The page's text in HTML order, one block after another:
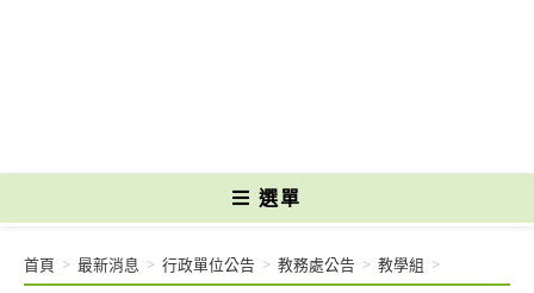
選單
首頁 > 最新消息 > 行政單位公告 > 教務處公告 > 教學組 >